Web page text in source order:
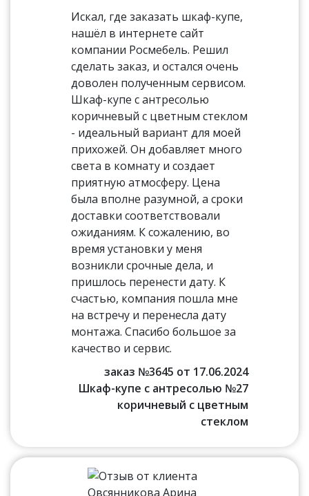
Искал, где заказать шкаф-купе,
нашёл в интернете сайт
компании Росмебель. Решил
сделать заказ, и остался очень
доволен полученным сервисом.
Шкаф-купе с антресолью
коричневый с цветным стеклом
- идеальный вариант для моей
прихожей. Он добавляет много
света в комнату и создает
приятную атмосферу. Цена
была вполне разумной, а сроки
доставки соответствовали
ожиданиям. К сожалению, во
время установки у меня
возникли срочные дела, и
пришлось перенести дату. К
счастью, компания пошла мне
на встречу и перенесла дату
монтажа. Спасибо большое за
качество и сервис.
заказ №3645 от 17.06.2024
Шкаф-купе с антресолью №27
коричневый с цветным
стеклом